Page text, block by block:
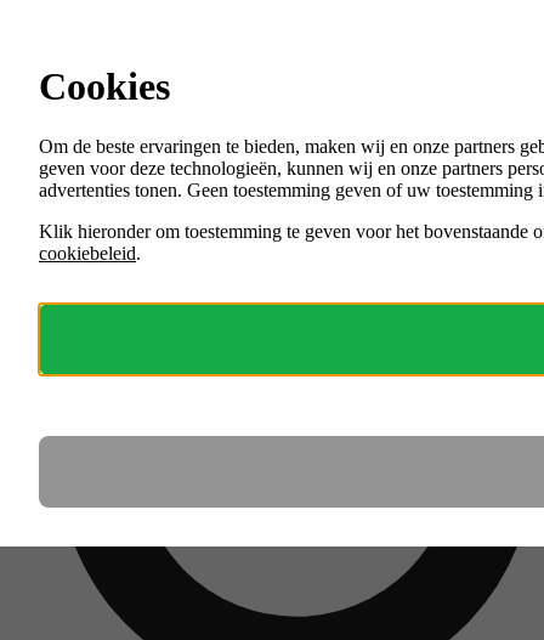
Menu
VACATURES
ORGANISATIES
Cookies
Om de beste ervaringen te bieden, maken wij en onze partners
geven voor deze technologieën, kunnen wij en onze partners
advertenties tonen. Geen toestemming geven of uw
Klik hieronder om toestemming te geven voor het bovenstaande
cookiebeleid.